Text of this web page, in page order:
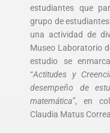
estudiantes que
grupo de
una actividad de
Museo Laboratorio
estudio se
“Actitudes y
desempeño de
matemática”, en
Claudia Matus